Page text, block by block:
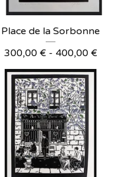
Place de la Sorbonne
300,00 € - 400,00 €